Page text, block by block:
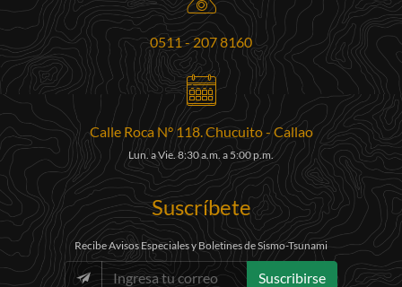
0511 - 207 8160
Calle Roca N° 118. Chucuito - Callao
Lun. a Vie. 8:30 a.m. a 5:00 p.m.
Suscríbete
Recibe Avisos Especiales y Boletines de Sismo-Tsunami
Suscribirse